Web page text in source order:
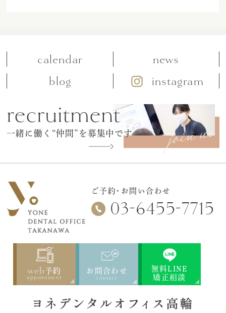
calendar
news
blog
instagram
recruitment
一緒に働く“仲間”を募集中です
ご予約・お問い合わせ
03-6455-7715
web 予約
appointment
お問合わせ
contact
無料LINE
矯正相談